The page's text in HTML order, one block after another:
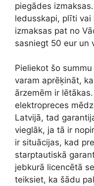
piegādes
ledusskapi, plīti vai
izmaksas pat no
sasniegt 50 eur un
Pieliekot šo
varam aprēķināt,
ārzemēm ir
elektropreces
Latvijā, tad
vieglāk, ja tā ir
ir situācijas, kad
starptautiskā
jebkurā licencētā
teiksiet, ka šādu